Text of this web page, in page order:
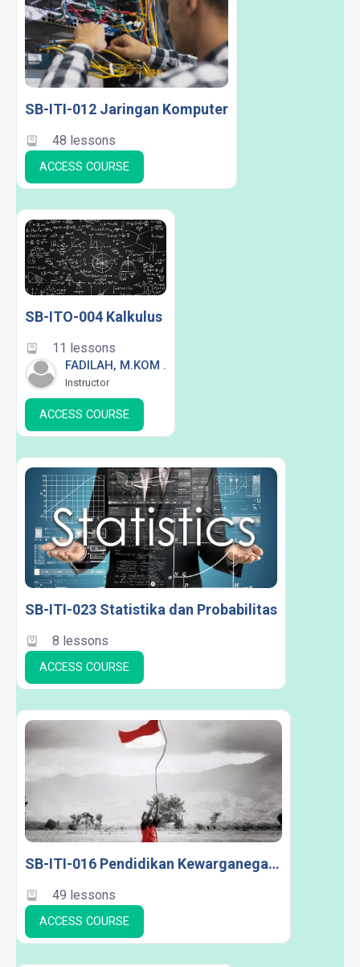
SB-ITI-012 Jaringan Komputer
48 lessons
ACCESS COURSE
SB-ITO-004 Kalkulus
11 lessons
FADILAH, M.KOM .
Instructor
ACCESS COURSE
SB-ITI-023 Statistika dan Probabilitas
8 lessons
ACCESS COURSE
SB-ITI-016 Pendidikan Kewarganegaraan dan Antikorupsi
49 lessons
ACCESS COURSE